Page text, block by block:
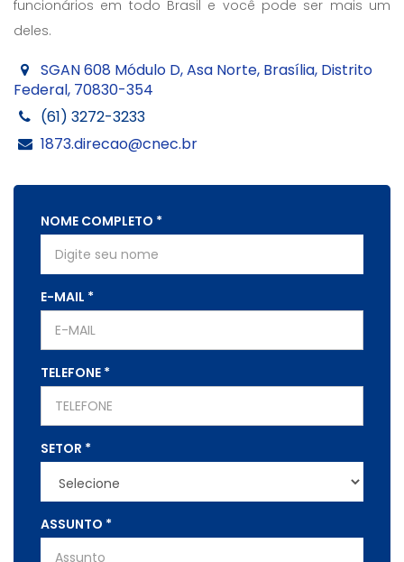
funcionários em todo Brasil e você pode ser mais um
deles.
SGAN 608 Módulo D, Asa Norte, Brasília, Distrito
Federal, 70830-354
(61) 3272-3233
1873.direcao@cnec.br
NOME COMPLETO *
E-MAIL *
TELEFONE *
SETOR *
ASSUNTO *